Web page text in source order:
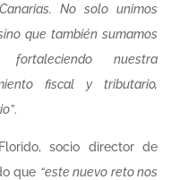
No solo unimos
que también sumamos
fortaleciendo nuestra
fiscal y tributario,
.
socio director de
que “este nuevo reto nos